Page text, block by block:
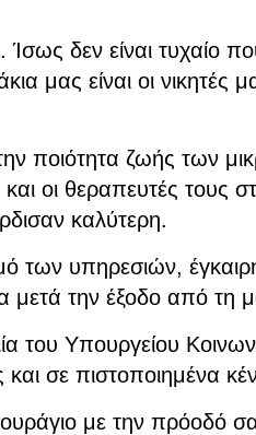
δεν είναι τυχαίο
είναι οι νικητές
ποιότητα ζωής των
και οι θεραπευτές
καλύτερη.
των υπηρεσιών,
την έξοδο από τη
Υπουργείου
σε πιστοποιημένα
με την πρόοδό